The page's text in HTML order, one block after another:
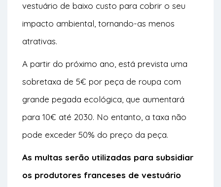
vestuário de baixo custo para cobrir o seu
impacto ambiental, tornando-as menos
atrativas.
A partir do próximo ano, está prevista uma
sobretaxa de 5€ por peça de roupa com
grande pegada ecológica, que aumentará
para 10€ até 2030. No entanto, a taxa não
pode exceder 50% do preço da peça.
As multas serão utilizadas para subsidiar
os produtores franceses de vestuário